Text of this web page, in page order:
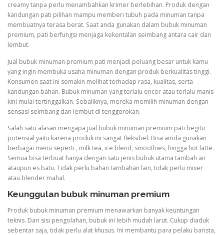
creamy tanpa perlu menambahkan krimer berlebihan. Produk dengan
kandungan pati pilihan mampu memberi tubuh pada minuman tanpa
membuatnya terasa berat. Saat anda gunakan dalam bubuk minuman
premium, pati berfungsi menjaga kekentalan seimbang antara cair dan
lembut.
Jual bubuk minuman premium pati menjadi peluang besar untuk kamu
yang ingin membuka usaha minuman dengan produk berkualitas tinggi.
Konsumen saat ini semakin melihat terhadap rasa, kualitas, serta
kandungan bahan. Bubuk minuman yang terlalu encer atau terlalu manis
kini mulai tertinggalkan. Sebaliknya, mereka memilih minuman dengan
sensasi seimbang dan lembut di tenggorokan.
Salah satu alasan mengapa jual bubuk minuman premium pati begitu
potensial yaitu karena produk ini sangat fleksibel. Bisa amda gunakan
berbagai menu seperti , milk tea, ice blend, smoothies, hingga hot latte.
Semua bisa terbuat hanya dengan satu jenis bubuk utama tambah air
ataupun es batu. Tidak perlu bahan tambahan lain, tidak perlu mixer
atau blender mahal.
Keunggulan bubuk minuman premium
Produk bubuk minuman premium menawarkan banyak keuntungan
teknis. Dari sisi pengolahan, bubuk ini lebih mudah larut. Cukup diaduk
sebentar saja, tidak perlu alat khusus. Ini membantu para pelaku barista,